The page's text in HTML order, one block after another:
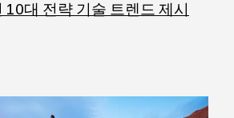
대 전략 기술 트렌드 제시